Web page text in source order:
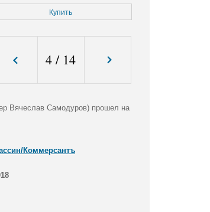
Купить
4 / 14
Вячеслав Самодуров) прошел на
Коммерсантъ